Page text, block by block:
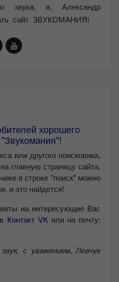
звука, я, Александр
сайт ЗВУКОМАНИЯ!
хорошего
или другого поисковика,
главную страницу сайта,
в строке "поиск" можно
и это найдется!
на интересующие Вас
Контакт VKили на почту:
с уважением, Левчук